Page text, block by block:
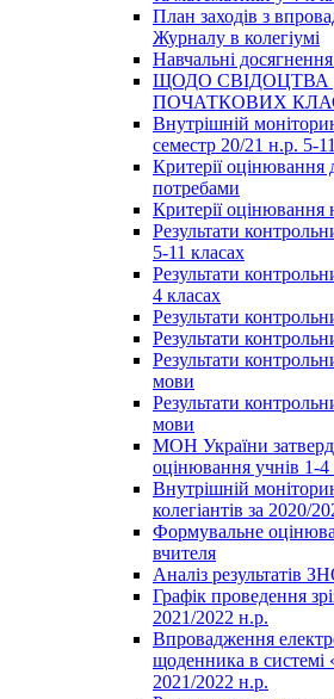
План заходів з
Журналу в колегіумі
Навчальні
ЩОДО СВІДОЦТВА
ПОЧАТКОВИХ
Внутрішній
семестр 20/21 н.р. 5-
Критерії оцінювання
потребами
Критерії оцінювання
Результати
5-11 класах
Результати
4 класах
Результати
Результати
Результати
мови
Результати
мови
МОН України
оцінювання учнів 1-4
Внутрішній
колегіантів за 2020/
Формувальне
вчителя
Аналіз результатів
Графік проведення
2021/2022 н.р.
Впровадження
щоденника в системі
2021/2022 н.р.